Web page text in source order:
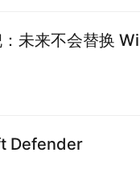
未来不会替换
Defender